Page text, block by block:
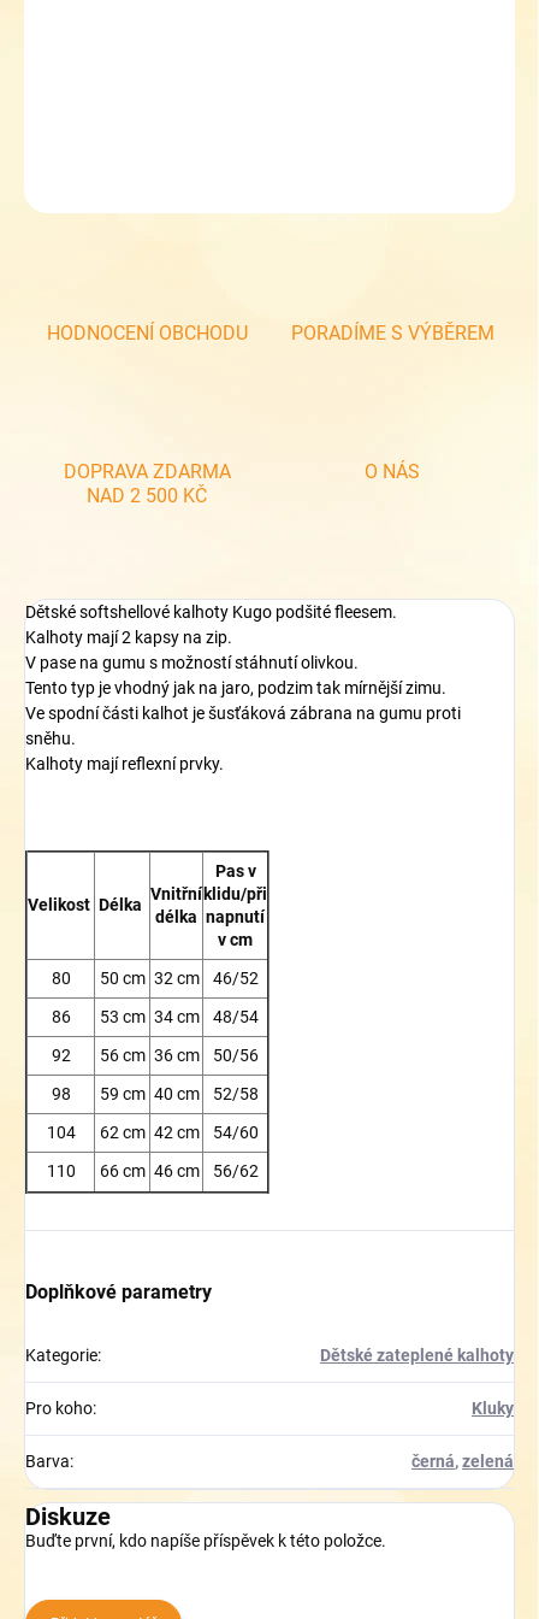
HODNOCENÍ OBCHODU PORADÍME S VÝBĚREM
DOPRAVA ZDARMA
NAD 2 500 KČ
O NÁS
Dětské softshellové kalhoty Kugo podšité fleesem.
Kalhoty mají 2 kapsy na zip.
V pase na gumu s možností stáhnutí olivkou.
Tento typ je vhodný jak na jaro, podzim tak mírnější zimu.
Ve spodní části kalhot je šusťáková zábrana na gumu proti
sněhu.
Kalhoty mají reflexní prvky.
Velikost Délka
Vnitřní
délka
Pas v
klidu/při
napnutí
v cm
80
50 cm 32 cm
46/52
86
53 cm 34 cm
48/54
92
56 cm 36 cm
50/56
98
59 cm 40 cm
52/58
104
62 cm 42 cm
54/60
110
66 cm 46 cm 56/62
Doplňkové parametry
Kategorie: Dětské zateplené kalhoty
Pro koho: Kluky
Barva: černá,zelená
Diskuze
Buďte první, kdo napíše příspěvek k této položce.